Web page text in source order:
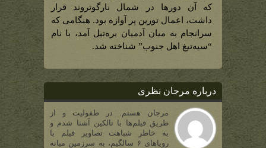
که آن دورها در شمال نارگوتروند قرار
داشت، اعمال تورین پر آوازه بود. هنگامی که
سرانجام به میان آدمیان بره‌تیل آمد، با نام
“سیه‌تیغ اهل جنوب” شناخته شد.
درباره مرجان نظری
مرجان هستم. در طفولیت و از
طریق فیلم‌ها با تالکین آشنا شدم و
به خاطر شباهت تصاویر فیلم با
رویاهای ۶ سالگیم، به سرزمین میانه